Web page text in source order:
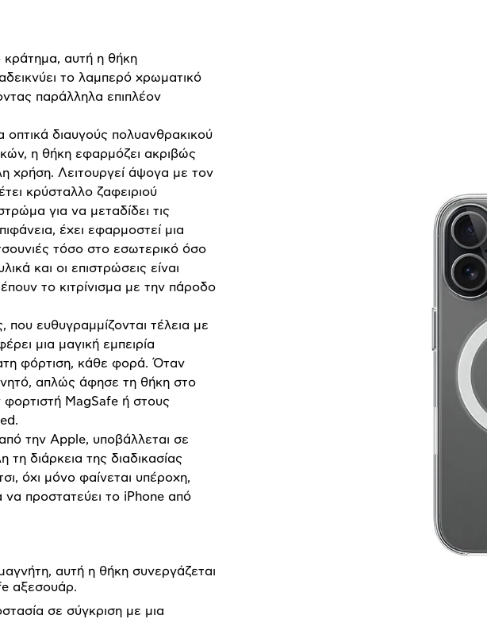
κράτημα, αυτή η θήκη
το λαμπερό χρωματικό
παράλληλα επιπλέον
διαυγούς πολυανθρακικού
η θήκη εφαρμόζει ακριβώς
χρήση. Λειτουργεί άψογα με τον
κρύσταλλο ζαφειριού
για να μεταδίδει τις
έχει εφαρμοστεί μια
τόσο στο εσωτερικό όσο
και οι επιστρώσεις είναι
το κιτρίνισμα με την πάροδο
ευθυγραμμίζονται τέλεια με
μια μαγική εμπειρία
φόρτιση, κάθε φορά. Όταν
απλώς άφησε τη θήκη στο
MagSafe ή στους
την Apple, υποβάλλεται σε
διάρκεια της διαδικασίας
όχι μόνο φαίνεται υπέροχη,
να προστατεύει το iPhone από
αυτή η θήκη συνεργάζεται
αξεσουάρ.
σε σύγκριση με μια